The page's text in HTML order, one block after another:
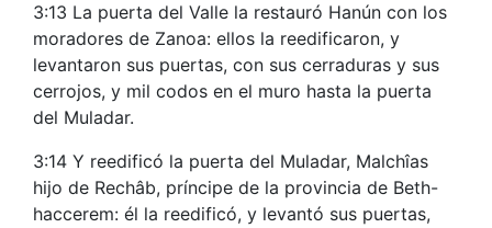
3:13 La puerta del Valle la restauró Hanún con los
moradores de Zanoa: ellos la reedificaron, y
levantaron sus puertas, con sus cerraduras y sus
cerrojos, y mil codos en el muro hasta la puerta
del Muladar.
3:14 Y reedificó la puerta del Muladar, Malchîas
hijo de Rechâb, príncipe de la provincia de Beth-
haccerem: él la reedificó, y levantó sus puertas,